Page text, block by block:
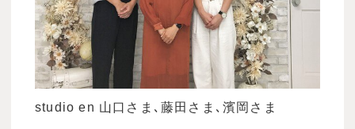
studio en 山口さま､藤田さま､濱岡さま